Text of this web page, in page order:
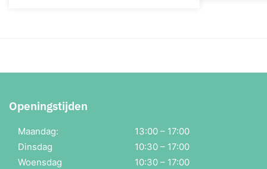
Openingstijden
Maandag:
13:00 – 17:00
Dinsdag
10:30 – 17:00
Woensdag
10:30 – 17:00